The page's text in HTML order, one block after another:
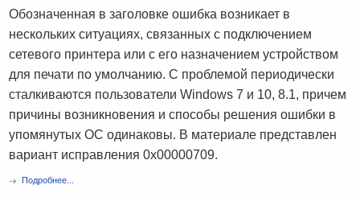
Обозначенная в заголовке ошибка возникает в
нескольких ситуациях, связанных с подключением
сетевого принтера или с его назначением устройством
для печати по умолчанию. С проблемой периодически
сталкиваются пользователи Windows 7 и 10, 8.1, причем
причины возникновения и способы решения ошибки в
упомянутых ОС одинаковы. В материале представлен
вариант исправления 0x00000709.
Подробнее...